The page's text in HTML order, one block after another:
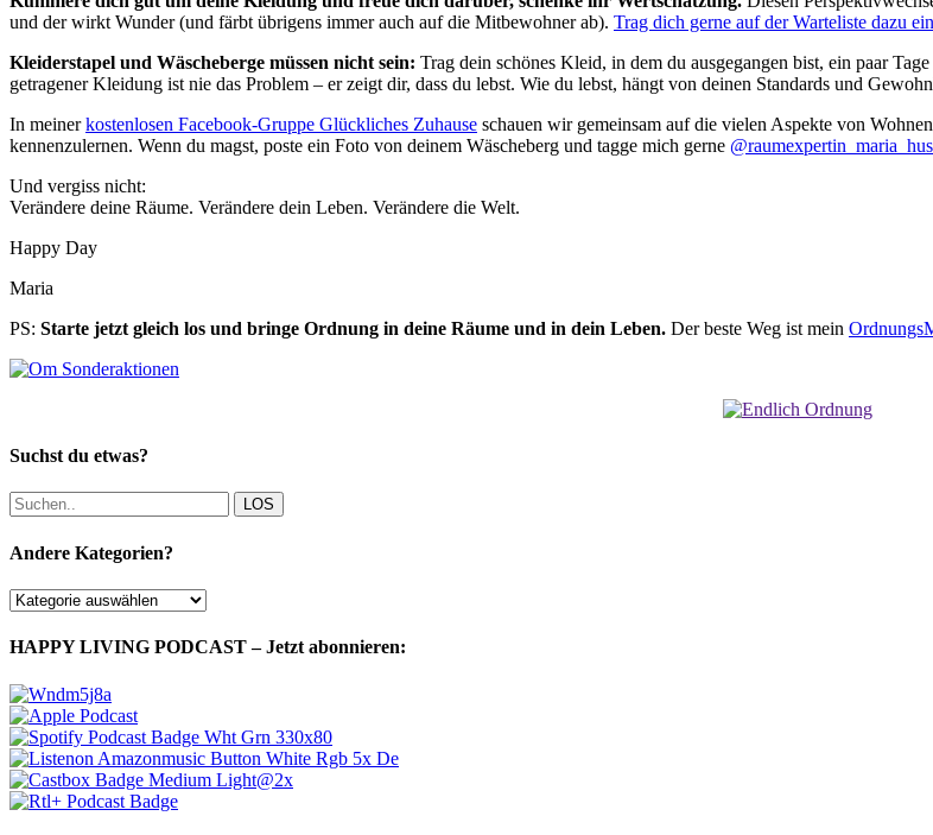
und der wirkt Wunder (und färbt übrigens immer auch auf die Mitbewohner ab). Trag dich gerne auf der Warteliste dazu ein
Kleiderstapel und Wäscheberge müssen nicht sein: Trag dein schönes Kleid, in dem du ausgegangen bist, ein paar
getragener Kleidung ist nie das Problem – er zeigt dir, dass du lebst. Wie du lebst, hängt von deinen Standards und
In meinerkostenlosen Facebook-Gruppe Glückliches Zuhause schauen wir gemeinsam auf die vielen Aspekte von
kennenzulernen. Wenn du magst, poste ein Foto von deinem Wäscheberg und tagge mich gerne
Und vergiss nicht:
Verändere deine Räume. Verändere dein Leben. Verändere die Welt.
Happy Day
Maria
PS: Starte jetzt gleich los und bringe Ordnung in deine Räume und in dein Leben. Der beste Weg ist mein
Suchst du etwas?
LOS
Andere Kategorien?
Andere
HAPPY LIVING PODCAST – Jetzt abonnieren: